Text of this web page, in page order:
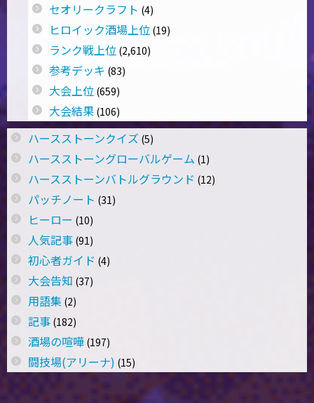
セオリークラフト (4)
ヒロイック酒場上位 (19)
ランク戦上位 (2,610)
参考デッキ (83)
大会上位 (659)
大会結果 (106)
ハースストーンクイズ (5)
ハースストーングローバルゲーム (1)
ハースストーンバトルグラウンド (12)
パッチノート (31)
ヒーロー (10)
人気記事 (91)
初心者ガイド (4)
大会告知 (37)
用語集 (2)
記事 (182)
酒場の喧嘩 (197)
闘技場(アリーナ) (15)